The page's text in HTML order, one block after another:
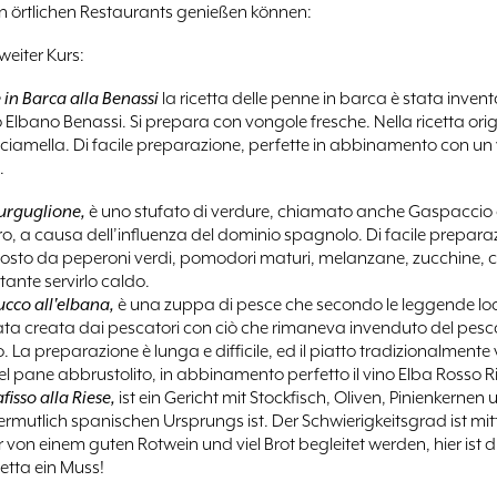
örtlichen Restaurants genießen können:
Kurs:
in Barca alla Benassi la ricetta delle penne in barca è stata
Benassi. Si prepara con vongole fresche. Nella ricetta
Di facile preparazione, perfette in abbinamento con
è uno stufato di verdure, chiamato anche Gaspaccio
a causa dell’influenza del dominio spagnolo. Di facile
da peperoni verdi, pomodori maturi, melanzane, zucchine,
servirlo caldo.
all'elbana, è una zuppa di pesce che secondo le leggende
creata dai pescatori con ciò che rimaneva invenduto del
La preparazione è lunga e difficile, ed il piatto tradizionalmente
pane abbrustolito, in abbinamento perfetto il vino Elba Rosso
alla Riese, ist ein Gericht mit Stockfisch, Oliven, Pinienkernen
spanischen Ursprungs ist. Der Schwierigkeitsgrad ist
von einem guten Rotwein und viel Brot begleitet werden, hier ist
ein Muss!